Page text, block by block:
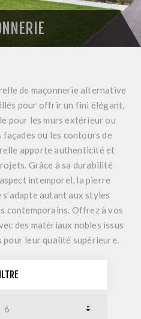
de maçonnerie alternative
pour offrir un fini élégant,
pour les murs extérieur ou
ou les contours de
apporte authenticité et
Grâce à sa durabilité
intemporel, la pierre
autant aux styles
contemporains. Offrez à vos
des matériaux nobles issus
pour leur qualité supérieure.